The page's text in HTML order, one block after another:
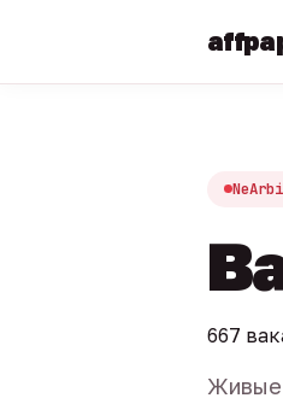
667
Живые